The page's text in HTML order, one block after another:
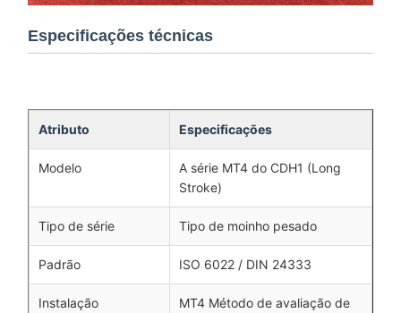
Especificações técnicas
Atributo Especificações
Modelo
A série MT4 do CDH1 (Long
Stroke)
Tipo de série Tipo de moinho pesado
Padrão ISO 6022 / DIN 24333
Instalação
MT4 Método de avaliação de